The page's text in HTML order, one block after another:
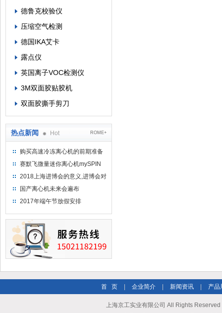
德鲁克校验仪
压缩空气检测
德国IKA艾卡
露点仪
英国离子VOC检测仪
3M双面胶贴胶机
双面胶撕手剪刀
热点新闻 Hot ROME+
购买高速冷冻离心机的前期准备
工作
赛默飞微量迷你离心机mySPIN
12
2018上海进博会的意义,进博会对
上海的影响有哪些？
国产离心机未来会遍布
2017年端午节放假安排
首 页 企业简介 新闻资讯 产品
上海京工实业有限公司 All Rights